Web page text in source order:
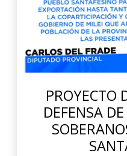
PROYECTO
DEFENSA